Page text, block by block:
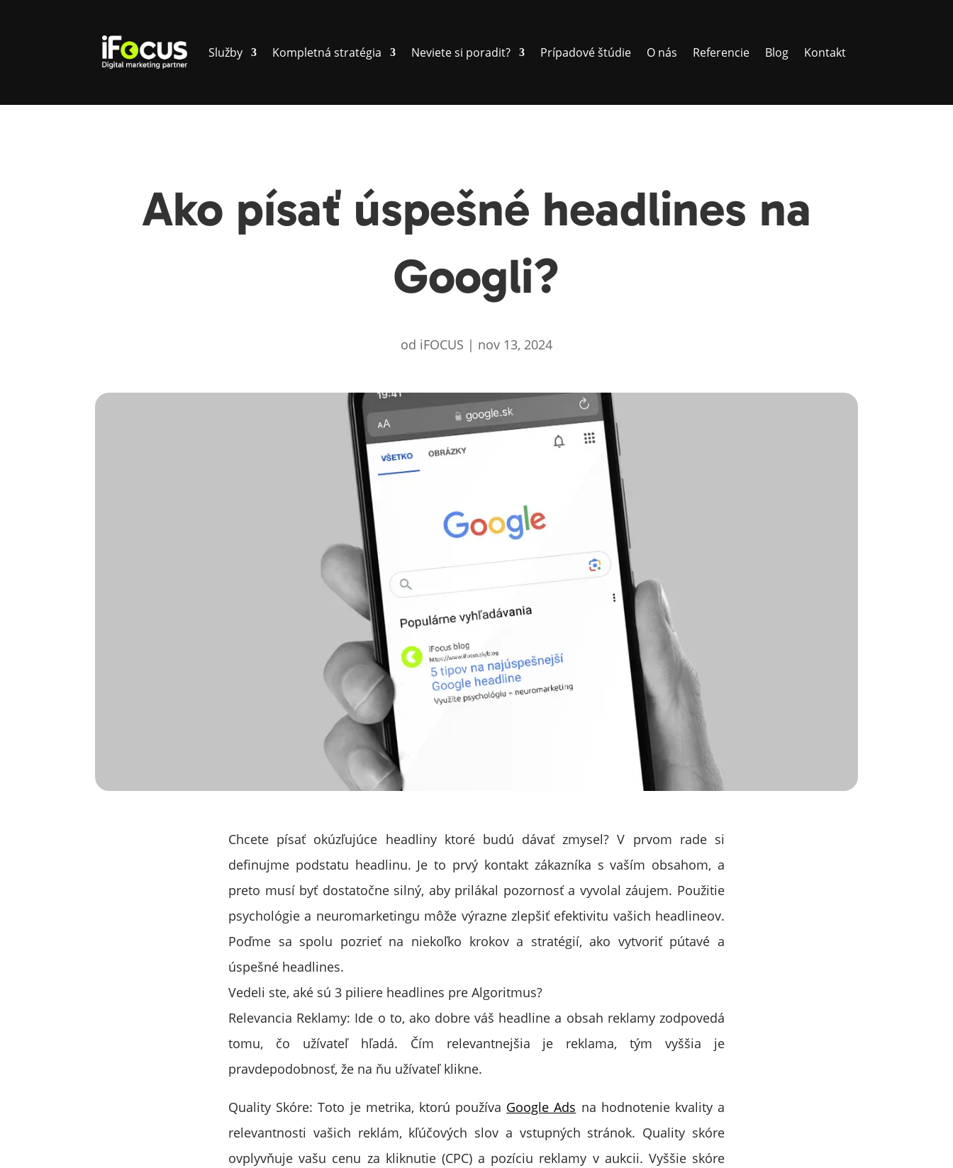
Služby Kompletná stratégia Neviete si poradit? Prípadové štúdie O nás Referencie Blog Kontakt
Ako písať úspešné headlines na
Googli?
od iFOCUS | nov 13, 2024
Chcete písať okúzľujúce headliny ktoré budú dávať zmysel? V prvom rade si
definujme podstatu headlinu. Je to prvý kontakt zákazníka s vaším obsahom, a
preto musí byť dostatočne silný, aby prilákal pozornosť a vyvolal záujem. Použitie
psychológie a neuromarketingu môže výrazne zlepšiť efektivitu vašich headlineov.
Poďme sa spolu pozrieť na niekoľko krokov a stratégií, ako vytvoriť pútavé a
úspešné headlines.
Vedeli ste, aké sú 3 piliere headlines pre Algoritmus?
Relevancia Reklamy: Ide o to, ako dobre váš headline a obsah reklamy zodpovedá
tomu, čo užívateľ hľadá. Čím relevantnejšia je reklama, tým vyššia je
pravdepodobnosť, že na ňu užívateľ klikne.
Quality Skóre: Toto je metrika, ktorú používa Google Ads na hodnotenie kvality a
relevantnosti vašich reklám, kľúčových slov a vstupných stránok. Quality skóre
ovplyvňuje vašu cenu za kliknutie (CPC) a pozíciu reklamy v aukcii. Vyššie skóre